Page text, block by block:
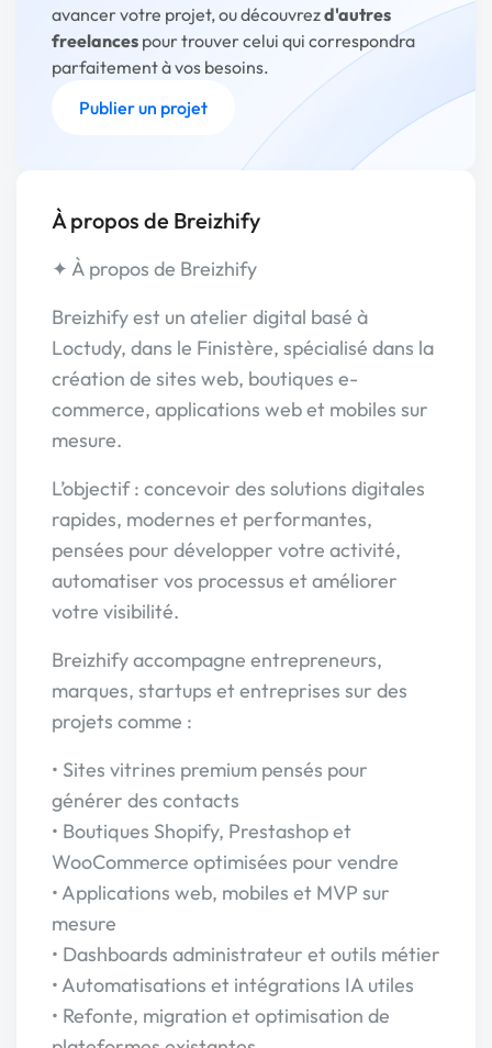
avancer votre projet, ou découvrezd'autres
freelances pour trouver celui qui correspondra
parfaitement à vos besoins.
Publier un projet
À propos de Breizhify
✦ À propos de Breizhify
Breizhify est un atelier digital basé à
Loctudy, dans le Finistère, spécialisé dans la
création de sites web, boutiques e-
commerce, applications web et mobiles sur
mesure.
L’objectif : concevoir des solutions digitales
rapides, modernes et performantes,
pensées pour développer votre activité,
automatiser vos processus et améliorer
votre visibilité.
Breizhify accompagne entrepreneurs,
marques, startups et entreprises sur des
projets comme :
• Sites vitrines premium pensés pour
générer des contacts
• Boutiques Shopify, Prestashop et
WooCommerce optimisées pour vendre
• Applications web, mobiles et MVP sur
mesure
• Dashboards administrateur et outils métier
• Automatisations et intégrations IA utiles
• Refonte, migration et optimisation de